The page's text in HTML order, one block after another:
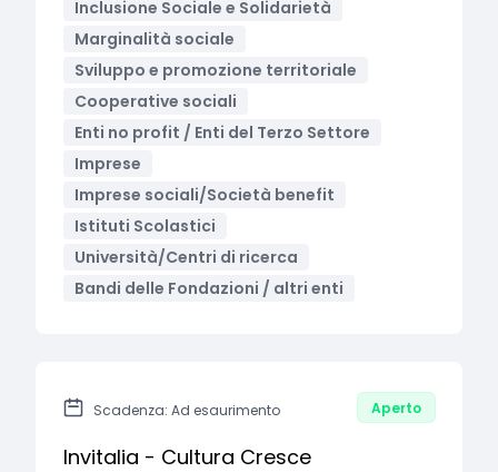
Inclusione Sociale e Solidarietà
Marginalità sociale
Sviluppo e promozione territoriale
Cooperative sociali
Enti no profit / Enti del Terzo Settore
Imprese
Imprese sociali/Società benefit
Istituti Scolastici
Università/Centri di ricerca
Bandi delle Fondazioni / altri enti
Scadenza: Ad esaurimento Aperto
Invitalia - Cultura Cresce